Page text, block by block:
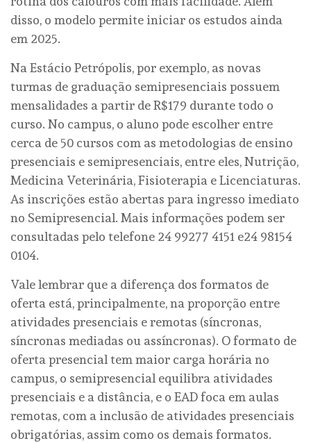
disso, o modelo permite iniciar os estudos ainda
em 2025.
Na Estácio Petrópolis, por exemplo, as novas
turmas de graduação semipresenciais possuem
mensalidades a partir de R$179 durante todo o
curso. No campus, o aluno pode escolher entre
cerca de 50 cursos com as metodologias de ensino
presenciais e semipresenciais, entre eles, Nutrição,
Medicina Veterinária, Fisioterapia e Licenciaturas.
As inscrições estão abertas para ingresso imediato
no Semipresencial. Mais informações podem ser
consultadas pelo telefone 24 99277 4151 e24 98154
0104.
Vale lembrar que a diferença dos formatos de
oferta está, principalmente, na proporção entre
atividades presenciais e remotas (síncronas,
síncronas mediadas ou assíncronas). O formato de
oferta presencial tem maior carga horária no
campus, o semipresencial equilibra atividades
presenciais e a distância, e o EAD foca em aulas
remotas, com a inclusão de atividades presenciais
obrigatórias, assim como os demais formatos.